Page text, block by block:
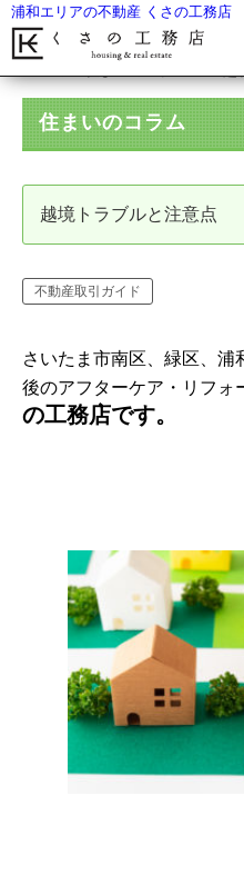
浦和エリアの不動産 くさの工務店
住まいのコラム
越境トラブルと注意点
不動産取引ガイド
さいたま市南区、緑区、浦
後のアフターケア・リフォ
の工務店です。